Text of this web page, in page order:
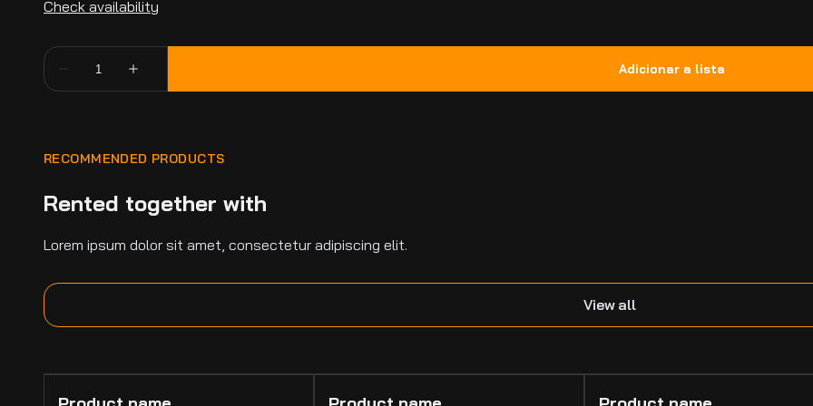
RECOMMENDED PRODUCTS
Rented together with
Lorem ipsum dolor sit amet, consectetur adipiscing elit.
View all